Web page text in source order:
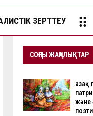
ЗЕРТТЕУ
СОҢҒЫ ЖАҢАЛЫҚТАР
және